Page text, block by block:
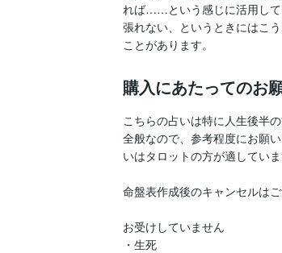
れば……という感じに活用して
張れない、というときにはこ
ことがあります。
購入にあたってのお
こちらの占いは特に人生後半
全般なので、参考程度にお願
いはタロットの方が適してい
命盤表作成後のキャンセルはご
お受けしていません
・生死